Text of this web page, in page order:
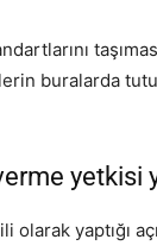
buralarda
yetkisi
yaptığı